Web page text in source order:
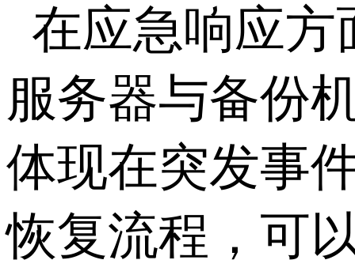
在应急响应方
服务器与备份
体现在突发事
恢复流程，可